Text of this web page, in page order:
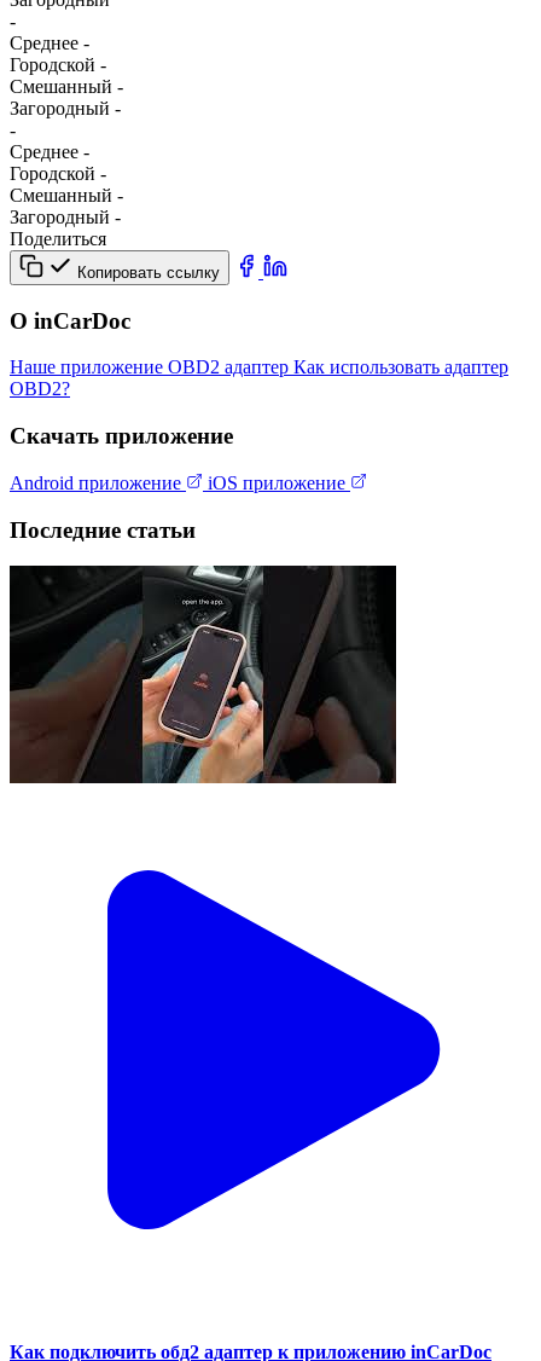
-
Среднее -
Городской -
Смешанный -
Загородный -
-
Среднее -
Городской -
Смешанный -
Загородный -
Поделиться
Копировать ссылку
О inCarDoc
Наше приложение OBD2 адаптер Как использовать адаптер
OBD2?
Скачать приложение
Android приложение iOS приложение
Последние статьи
Как подключить обд2 адаптер к приложению inCarDoc